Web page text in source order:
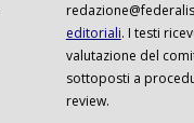
editoriali. I testi
valutazione del
sottoposti a
review.